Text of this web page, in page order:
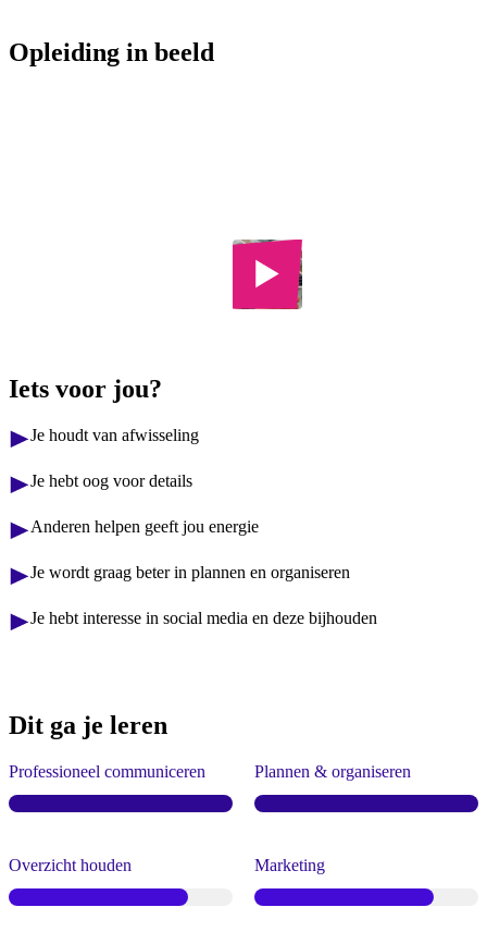
Opleiding in beeld
Iets voor jou?
Je houdt van afwisseling
Je hebt oog voor details
Anderen helpen geeft jou energie
Je wordt graag beter in plannen en organiseren
Je hebt interesse in social media en deze bijhouden
Dit ga je leren
Professioneel communiceren Plannen & organiseren
Overzicht houden Marketing